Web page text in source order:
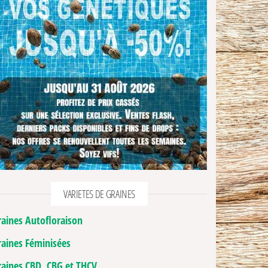
sur la page du produit
variations. Les options peuvent être choisies sur la page du produit
VARIETES DE GRAINES
Autofloraison
Féminisées